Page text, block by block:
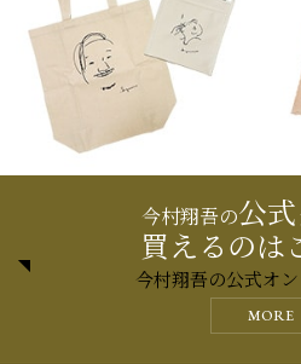
今村翔吾の公
買えるのは
今村翔吾の公式オ
MORE